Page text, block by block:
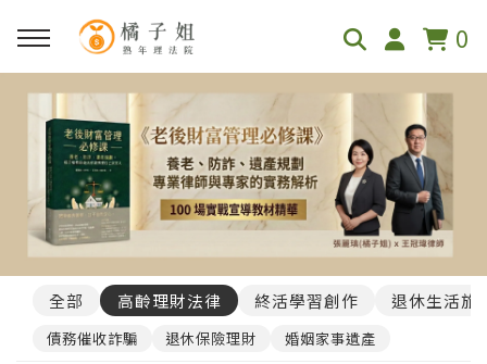
0
全部 高齡理財法律 終活學習創作 退休生活旅
債務催收詐騙 退休保險理財 婚姻家事遺產